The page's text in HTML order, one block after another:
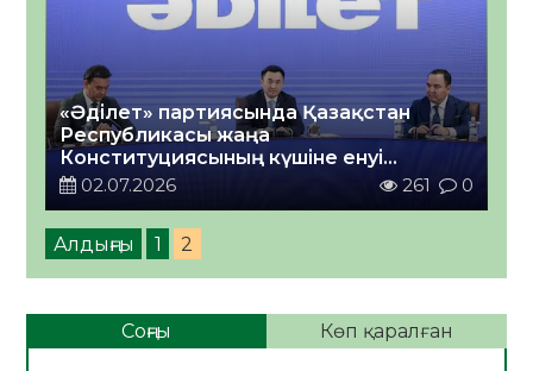
«Әділет» партиясында Қазақстан
Республикасы жаңа
Конституциясының күшіне енуі
талқыланды
02.07.2026 261 0
Алдыңғы 1 2
Соңғы Көп қаралған